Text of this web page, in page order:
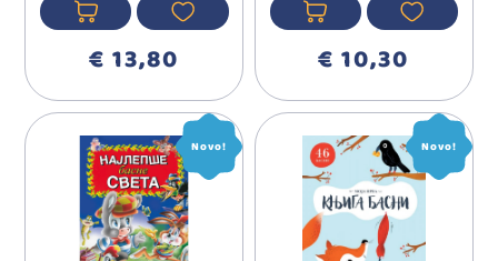
€ 13,80 € 10,30
Novo! Novo!